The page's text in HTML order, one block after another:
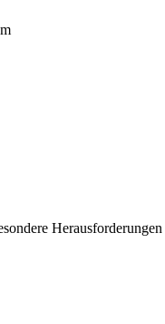
Herausforderungen